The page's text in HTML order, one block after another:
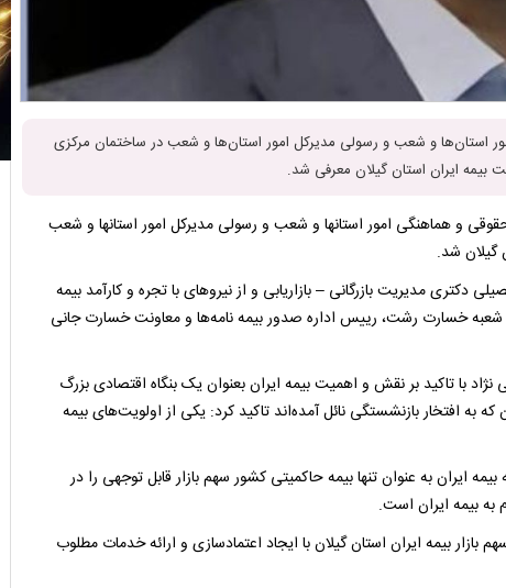
استان‌ها و شعب و رسولی مدیرکل امور استان‌ها و شعب در ساختمان مرکزی
بیمه ایران استان گیلان معرفی شد.
و هماهنگی امور استانها و شعب و رسولی مدیرکل امور استانها و شعب
گیلان شد.
۲۰ سال سابقه مدرک تحصیلی دکتری مدیریت بازرگانی – بازاریابی و از نیروهای با تجره و کارآمد بیمه
خسارت رشت، رییس اداره صدور بیمه نامه‌ها و معاونت خسارت جانی
با تاکید بر نقش و اهمیت بیمه ایران بعنوان یک بنگاه اقتصادی بزرگ
به افتخار بازنشستگی نائل آمده‌اند تاکید کرد: یکی از اولویت‌های بیمه
ایران به عنوان تنها بیمه حاکمیتی کشور سهم بازار قابل توجهی را در
به بیمه ایران است.
بیمه ایران استان گیلان با ایجاد اعتمادسازی و ارائه خدمات مطلوب